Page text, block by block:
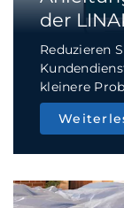
der
Reduzieren
kleinere